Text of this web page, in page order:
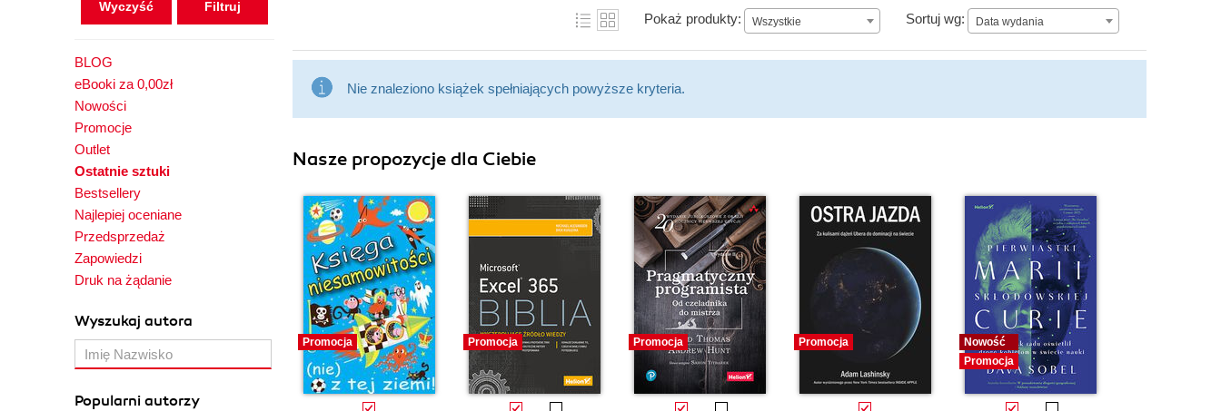
Wyczyść
BLOG
eBooki za 0,00zł
Nowości
Promocje
Outlet
Ostatnie sztuki
Bestsellery
Najlepiej oceniane
Przedsprzedaż
Zapowiedzi
Druk na żądanie
Wyszukaj autora
Popularni autorzy
Pokaż produkty: Wszystkie Sortuj wg: Data wydania
Data wydania
Nie znaleziono książek spełniających powyższe kryteria.
Nasze propozycje dla Ciebie
Promocja Promocja Promocja Promocja
Nowość
Promocja